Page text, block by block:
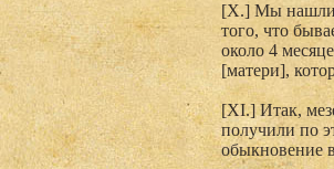
[X.] Мы нашли
того, что
около 4
[матери],
[XI.] Итак,
получили по
обыкновение